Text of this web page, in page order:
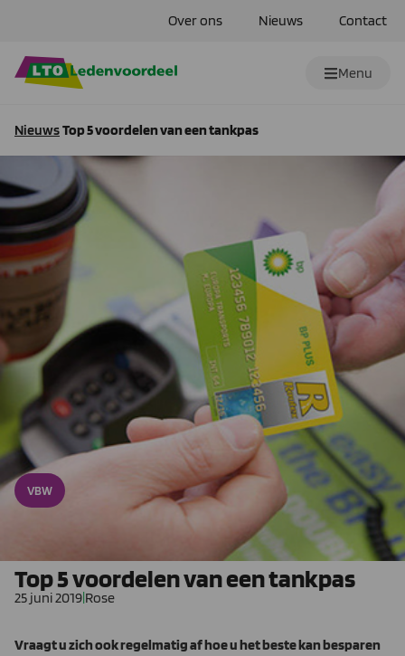
Over ons Nieuws Contact
Menu
NieuwsTop 5 voordelen van een tankpas
VBW
Top 5 voordelen van een tankpas
25 juni 2019 Rose
Vraagt u zich ook regelmatig af hoe u het beste kan besparen